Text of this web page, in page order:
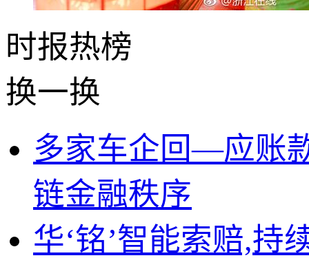
时报热榜
换一换
多家车企回—应账
链金融秩序
华‘铭’智能索赔,持